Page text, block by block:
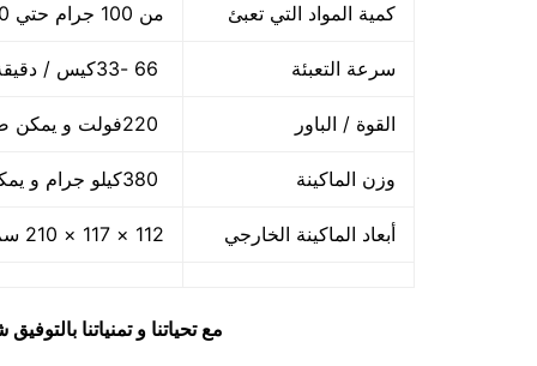
كمية المواد التي تعبئ من 100 جرام حتي 1000 جرام واحد كيلو
سرعة التعبئة
القوة / الباور
وزن الماكينة
أبعاد الماكينة الخارجي 112 × 117 × 210 سم و يمكن فك الماكينة و تركيبها في اي مكان
مع تحياتنا و تمنياتنا